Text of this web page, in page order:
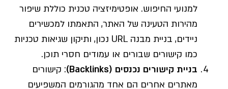
למנועי החיפוש. אופטימיזציה טכנית כוללת שיפור
מהירות הטעינה של האתר, התאמתו למכשירים
ניידים, בניית מבנה URL נכון, ותיקון שגיאות טכניות
כמו קישורים שבורים או עמודים חסרי תוכן.
בניית קישורים נכנסים (Backlinks)
: קישורים
מאתרים אחרים הם אחד מהגורמים המשפיעים